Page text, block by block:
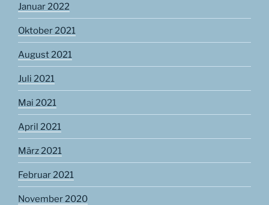
Januar 2022
Oktober 2021
August 2021
Juli 2021
Mai 2021
April 2021
März 2021
Februar 2021
November 2020